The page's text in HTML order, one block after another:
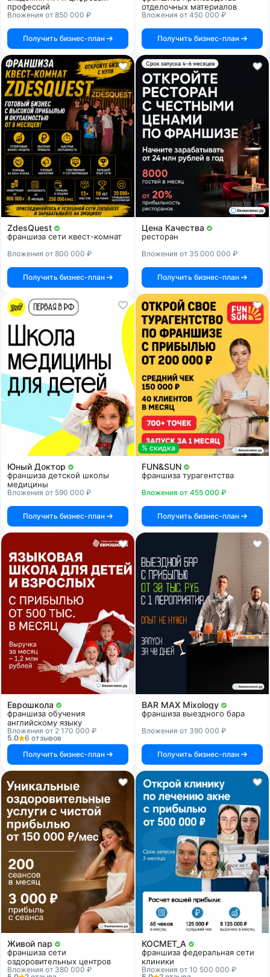
профессий
Вложения от 850 000 ₽
Получить бизнес-план
отделочных материалов
Вложения от 450 000 ₽
Получить бизнес-план
ZdesQuest
франшиза сети квест-комнат
Вложения от 800 000 ₽
Получить бизнес-план
Цена Качества
ресторан
Вложения от 35 000 000 ₽
Получить бизнес-план
Юный Доктор
франшиза детской школы
медицины
Вложения от 590 000 ₽
Получить бизнес-план
% скидка
FUN&SUN
франшиза турагентства
Вложения от 455 000 ₽
Получить бизнес-план
Еврошкола
франшиза обучения
английскому языку
Вложения от 2 170 000 ₽
5.0
6 отзывов
Получить бизнес-план
BAR MAX Mixology
франшиза выездного бара
Вложения от 390 000 ₽
Получить бизнес-план
Живой пар
франшиза сети
оздоровительных центров
Вложения от 380 000 ₽
КОСМЕТ_А
франшиза федеральная сети
клиники
Вложения от 10 500 000 ₽